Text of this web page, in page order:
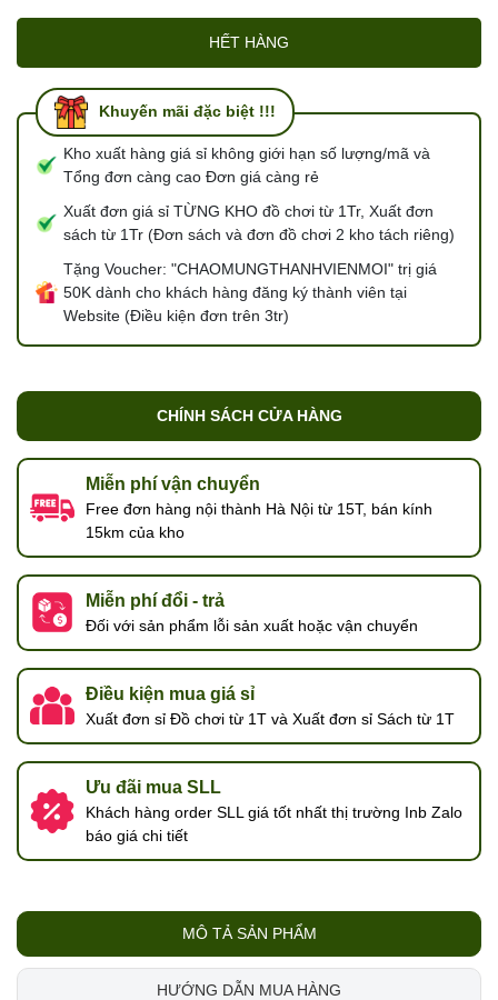
HẾT HÀNG
Khuyến mãi đặc biệt !!!
Kho xuất hàng giá sỉ không giới hạn số lượng/mã và
Tổng đơn càng cao Đơn giá càng rẻ
Xuất đơn giá sỉ TỪNG KHO đồ chơi từ 1Tr, Xuất đơn
sách từ 1Tr (Đơn sách và đơn đồ chơi 2 kho tách riêng)
Tặng Voucher: "CHAOMUNGTHANHVIENMOI" trị giá
50K dành cho khách hàng đăng ký thành viên tại
Website (Điều kiện đơn trên 3tr)
CHÍNH SÁCH CỬA HÀNG
Miễn phí vận chuyển
Free đơn hàng nội thành Hà Nội từ 15T, bán kính
15km của kho
Miễn phí đổi - trả
Đối với sản phẩm lỗi sản xuất hoặc vận chuyển
Điều kiện mua giá sỉ
Xuất đơn sỉ Đồ chơi từ 1T và Xuất đơn sỉ Sách từ 1T
Ưu đãi mua SLL
Khách hàng order SLL giá tốt nhất thị trường Inb Zalo
báo giá chi tiết
MÔ TẢ SẢN PHẨM
HƯỚNG DẪN MUA HÀNG